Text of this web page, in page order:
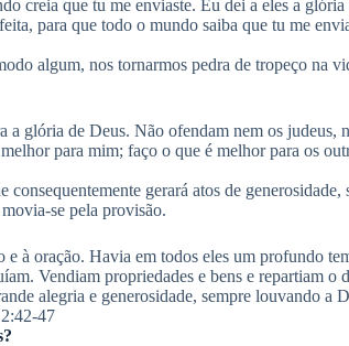
creia que tu me enviaste. Eu dei a eles a
para que todo o mundo saiba que tu me
algum, nos tornarmos pedra de tropeço na
glória de Deus. Não ofendam nem os judeus,
para mim; faço o que é melhor para os
consequentemente gerará atos de
se pela provisão.
à oração. Havia em todos eles um profundo
Vendiam propriedades e bens e repartiam o
alegria e generosidade, sempre louvando a
47